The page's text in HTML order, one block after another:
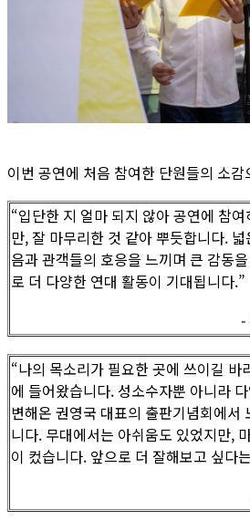
이번 공연에 처음 참여한 단원들의 소
“입단한 지 얼마 되지 않아 공연에 참
만, 잘 마무리한 것 같아 뿌듯합니다.
음과 관객들의 호응을 느끼며 큰 감동
로 더 다양한 연대 활동이 기대됩니다.”
-
“나의 목소리가 필요한 곳에 쓰이길 바
에 들어왔습니다. 성소수자뿐 아니라
변해온 권영국 대표의 출판기념회에서
니다. 무대에서는 아쉬움도 있었지만,
이 컸습니다. 앞으로 더 잘해보고 싶다